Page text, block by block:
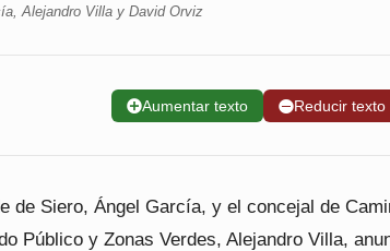
Alejandro Villa y David Orviz
➕Aumentar texto ➖Reducir texto
de Siero, Ángel García, y el concejal de
Público y Zonas Verdes, Alejandro Villa,